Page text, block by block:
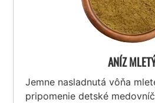
ANÍZ
Jemne nasladnutá vôňa
pripomenie detské